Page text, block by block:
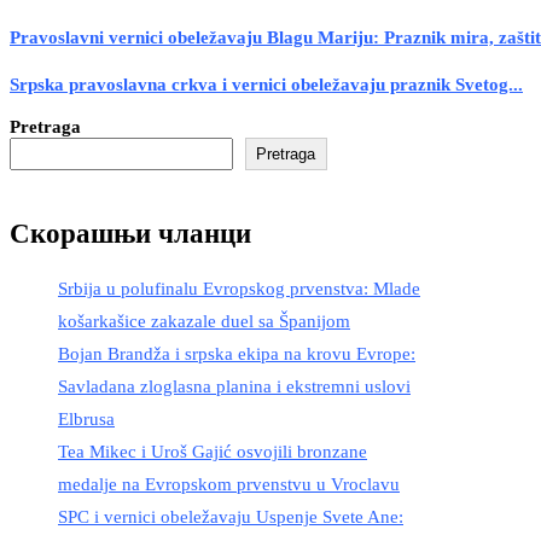
Pravoslavni vernici obeležavaju Blagu Mariju: Praznik mira,
Srpska pravoslavna crkva i vernici obeležavaju praznik Svetog...
Pretraga
Pretraga
Скорашњи чланци
Srbija u polufinalu Evropskog prvenstva: Mlade
košarkašice zakazale duel sa Španijom
Bojan Brandža i srpska ekipa na krovu Evrope:
Savladana zloglasna planina i ekstremni uslovi
Elbrusa
Tea Mikec i Uroš Gajić osvojili bronzane
medalje na Evropskom prvenstvu u Vroclavu
SPC i vernici obeležavaju Uspenje Svete Ane: